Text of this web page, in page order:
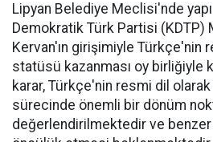
Lipyan Belediye Meclisi'nde
Demokratik Türk Partisi (KDTP)
Kervan'ın girişimiyle Türkçe'nin
statüsü kazanması oy birliğiyle
karar, Türkçe'nin resmi dil
sürecinde önemli bir dönüm
değerlendirilmektedir ve benzer